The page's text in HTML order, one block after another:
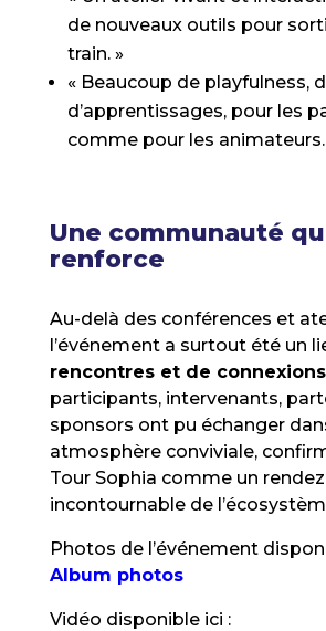
de nouveaux outils pour
train. »
« Beaucoup de playfulness,
d’apprentissages, pour les
comme pour les animateurs.
Une communauté
renforce
Au-delà des conférences et
l’événement a surtout été un
rencontres et de
participants, intervenants,
sponsors ont pu échanger
atmosphère conviviale,
Tour Sophia comme un
incontournable de
Photos de l’événement
Album photos
Vidéo disponible ici :